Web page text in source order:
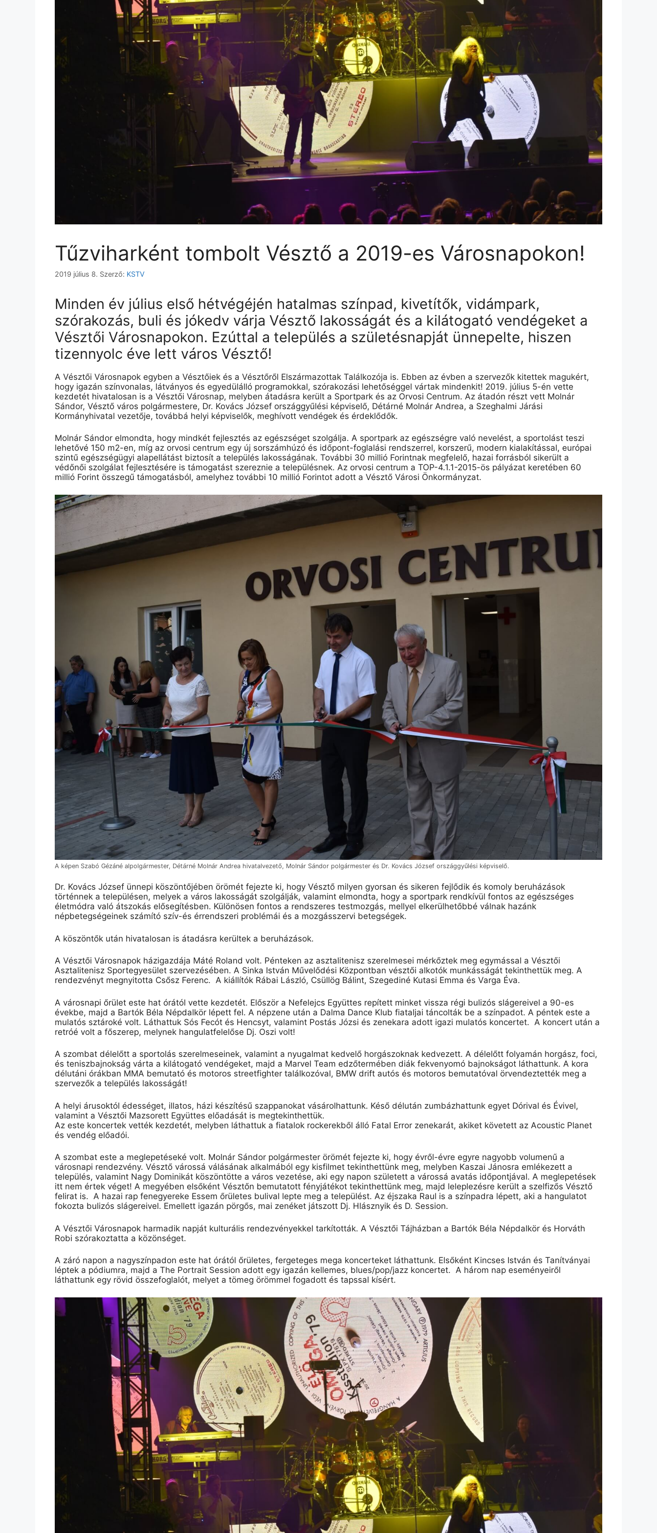
Tűzviharként tombolt Vésztő a 2019-es Városnapokon!
2019 július 8. Szerző: KSTV
Minden év július első hétvégéjén hatalmas színpad, kivetítők, vidámpark,
szórakozás, buli és jókedv várja Vésztő lakosságát és a kilátogató vendégeket a
Vésztői Városnapokon. Ezúttal a település a születésnapját ünnepelte, hiszen
tizennyolc éve lett város Vésztő!
A Vésztői Városnapok egyben a Vésztőiek és a Vésztőről Elszármazottak Találkozója is. Ebben az évben a szervezők kitettek magukért,
hogy igazán színvonalas, látványos és egyedülálló programokkal, szórakozási lehetőséggel vártak mindenkit! 2019. július 5-én vette
kezdetét hivatalosan is a Vésztői Városnap, melyben átadásra került a Sportpark és az Orvosi Centrum. Az átadón részt vett Molnár
Sándor, Vésztő város polgármestere, Dr. Kovács József országgyűlési képviselő, Détárné Molnár Andrea, a Szeghalmi Járási
Kormányhivatal vezetője, továbbá helyi képviselők, meghívott vendégek és érdeklődők.
Molnár Sándor elmondta, hogy mindkét fejlesztés az egészséget szolgálja. A sportpark az egészségre való nevelést, a sportolást teszi
lehetővé 150 m2-en, míg az orvosi centrum egy új sorszámhúzó és időpont-foglalási rendszerrel, korszerű, modern kialakítással, európai
szintű egészségügyi alapellátást biztosít a település lakosságának. További 30 millió Forintnak megfelelő, hazai forrásból sikerült a
védőnői szolgálat fejlesztésére is támogatást szereznie a településnek. Az orvosi centrum a TOP-4.1.1-2015-ös pályázat keretében 60
millió Forint összegű támogatásból, amelyhez további 10 millió Forintot adott a Vésztő Városi Önkormányzat.
A képen Szabó Gézáné alpolgármester, Détárné Molnár Andrea hivatalvezető, Molnár Sándor polgármester és Dr. Kovács József országgyűlési képviselő.
Dr. Kovács József ünnepi köszöntőjében örömét fejezte ki, hogy Vésztő milyen gyorsan és sikeren fejlődik és komoly beruházások
történnek a településen, melyek a város lakosságát szolgálják, valamint elmondta, hogy a sportpark rendkívül fontos az egészséges
életmódra való átszokás elősegítésben. Különösen fontos a rendszeres testmozgás, mellyel elkerülhetőbbé válnak hazánk
népbetegségeinek számító szív-és érrendszeri problémái és a mozgásszervi betegségek.
A köszöntők után hivatalosan is átadásra kerültek a beruházások.
A Vésztői Városnapok házigazdája Máté Roland volt. Pénteken az asztalitenisz szerelmesei mérkőztek meg egymással a Vésztői
Asztalitenisz Sportegyesület szervezésében. A Sinka István Művelődési Központban vésztői alkotók munkásságát tekinthettük meg. A
rendezvényt megnyitotta Csősz Ferenc. A kiállítók Rábai László, Csüllög Bálint, Szegediné Kutasi Emma és Varga Éva.
A városnapi őrület este hat órától vette kezdetét. Először a Nefelejcs Együttes repített minket vissza régi bulizós slágereivel a 90-es
évekbe, majd a Bartók Béla Népdalkör lépett fel. A népzene után a Dalma Dance Klub fiataljai táncolták be a színpadot. A péntek este a
mulatós sztároké volt. Láthattuk Sós Fecót és Hencsyt, valamint Postás Józsi és zenekara adott igazi mulatós koncertet. A koncert után a
retróé volt a főszerep, melynek hangulatfelelőse Dj. Oszi volt!
A szombat délelőtt a sportolás szerelmeseinek, valamint a nyugalmat kedvelő horgászoknak kedvezett. A délelőtt folyamán horgász, foci,
és teniszbajnokság várta a kilátogató vendégeket, majd a Marvel Team edzőtermében diák fekvenyomó bajnokságot láthattunk. A kora
délutáni órákban MMA bemutató és motoros streetfighter találkozóval, BMW drift autós és motoros bemutatóval örvendeztették meg a
szervezők a település lakosságát!
A helyi árusoktól édességet, illatos, házi készítésű szappanokat vásárolhattunk. Késő délután zumbázhattunk egyet Dórival és Évivel,
valamint a Vésztői Mazsorett Együttes előadását is megtekinthettük.
Az este koncertek vették kezdetét, melyben láthattuk a fiatalok rockerekből álló Fatal Error zenekarát, akiket követett az Acoustic Planet
és vendég előadói.
A szombat este a meglepetéseké volt. Molnár Sándor polgármester örömét fejezte ki, hogy évről-évre egyre nagyobb volumenű a
városnapi rendezvény. Vésztő várossá válásának alkalmából egy kisfilmet tekinthettünk meg, melyben Kaszai Jánosra emlékezett a
település, valamint Nagy Dominikát köszöntötte a város vezetése, aki egy napon született a várossá avatás időpontjával. A meglepetések
itt nem értek véget! A megyében elsőként Vésztőn bemutatott fényjátékot tekinthettünk meg, majd leleplezésre került a szelfizős Vésztő
felirat is. A hazai rap fenegyereke Essem őrületes bulival lepte meg a települést. Az éjszaka Raul is a színpadra lépett, aki a hangulatot
fokozta bulizós slágereivel. Emellett igazán pörgős, mai zenéket játszott Dj. Hlásznyik és D. Session.
A Vésztői Városnapok harmadik napját kulturális rendezvényekkel tarkították. A Vésztői Tájházban a Bartók Béla Népdalkör és Horváth
Robi szórakoztatta a közönséget.
A záró napon a nagyszínpadon este hat órától őrületes, fergeteges mega koncerteket láthattunk. Elsőként Kincses István és Tanítványai
léptek a pódiumra, majd a The Portrait Session adott egy igazán kellemes, blues/pop/jazz koncertet. A három nap eseményeiről
láthattunk egy rövid összefoglalót, melyet a tömeg örömmel fogadott és tapssal kísért.